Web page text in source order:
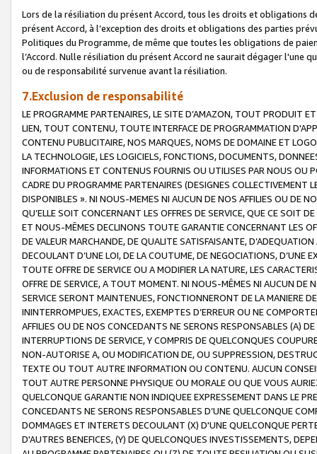
Lors de la résiliation du présent Accord, tous les droits et obligations
présent Accord, à l’exception des droits et obligations des parties
Politiques du Programme, de même que toutes les obligations de
l’Accord. Nulle résiliation du présent Accord ne saurait dégager l'une
ou de responsabilité survenue avant la résiliation.
7.Exclusion de responsabilité
LE PROGRAMME PARTENAIRES, LE SITE D’AMAZON, TOUT PRODUIT
LIEN, TOUT CONTENU, TOUTE INTERFACE DE PROGRAMMATION
CONTENU PUBLICITAIRE, NOS MARQUES, NOMS DE DOMAINE ET
LA TECHNOLOGIE, LES LOGICIELS, FONCTIONS, DOCUMENTS,
INFORMATIONS ET CONTENUS FOURNIS OU UTILISES PAR NOUS OU
CADRE DU PROGRAMME PARTENAIRES (DESIGNES COLLECTIVEMENT
DISPONIBLES ». NI NOUS-MEMES NI AUCUN DE NOS AFFILIES OU DE
QU’ELLE SOIT CONCERNANT LES OFFRES DE SERVICE, QUE CE SOIT
ET NOUS-MÊMES DECLINONS TOUTE GARANTIE CONCERNANT LES
DE VALEUR MARCHANDE, DE QUALITE SATISFAISANTE,
DECOULANT D’UNE LOI, DE LA COUTUME, DE NEGOCIATIONS, D’UNE
TOUTE OFFRE DE SERVICE OU A MODIFIER LA NATURE, LES
OFFRE DE SERVICE, A TOUT MOMENT. NI NOUS-MÊMES NI AUCUN DE
SERVICE SERONT MAINTENUES, FONCTIONNERONT DE LA MANIERE
ININTERROMPUES, EXACTES, EXEMPTES D’ERREUR OU NE
AFFILIES OU DE NOS CONCEDANTS NE SERONS RESPONSABLES (A)
INTERRUPTIONS DE SERVICE, Y COMPRIS DE QUELCONQUES
NON-AUTORISE A, OU MODIFICATION DE, OU SUPPRESSION,
TEXTE OU TOUT AUTRE INFORMATION OU CONTENU. AUCUN
TOUT AUTRE PERSONNE PHYSIQUE OU MORALE OU QUE VOUS
QUELCONQUE GARANTIE NON INDIQUEE EXPRESSEMENT DANS LE
CONCEDANTS NE SERONS RESPONSABLES D’UNE QUELCONQUE
DOMMAGES ET INTERETS DECOULANT (X) D'UNE QUELCONQUE
D'AUTRES BENEFICES, (Y) DE QUELCONQUES INVESTISSEMENTS,